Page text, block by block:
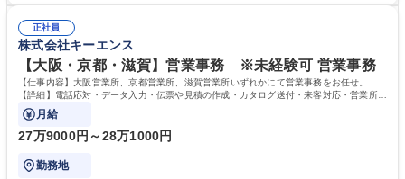
平均100件前後■メール・手紙：同上40件前後 募集職種 中野本社【お客様
相談室】お客様のお声をもとにより良い商品づくりへ貢献
すのでご安心ください。 【当社について】キリングループの広報機能を担
う会社として、お客様との出会いを大切にし、磨き上げたホスピタリティ
を込めてコミュニケーションをとりながら広報関連業務を行っておりま
す。 学歴・資格 学歴：大学院 大学 高専 短大 専修学校 高校 語学力： 資
格：
正社員
株式会社キーエンス
【大阪・京都・滋賀】営業事務 ※未経験可 営業事務
【仕事内容】大阪営業所、京都営業所、滋賀営業所いずれかにて営業事務をお任せ。
【詳細】電話応対・データ入力・伝票や見積の作成・カタログ送付・来客対応・営業所内
で発生する事務業務や業務改善をお任せ。
月給
27万9000円～28万1000円
勤務地